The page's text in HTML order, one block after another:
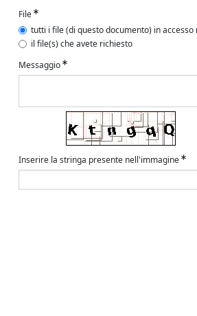
File
tutti i file (di questo documento) in
il file(s) che avete richiesto
Messaggio
Inserire la stringa presente nell'immagine